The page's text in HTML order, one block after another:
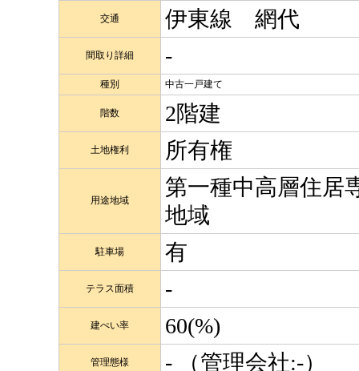
交通 伊東線 網代
間取り詳細 -
種別 中古一戸建て
階数 2階建
土地権利 所有権
用途地域
第一種中高層住居
地域
駐車場 有
テラス面積 -
建ぺい率 60(%)
管理態様 - （管理会社:-）